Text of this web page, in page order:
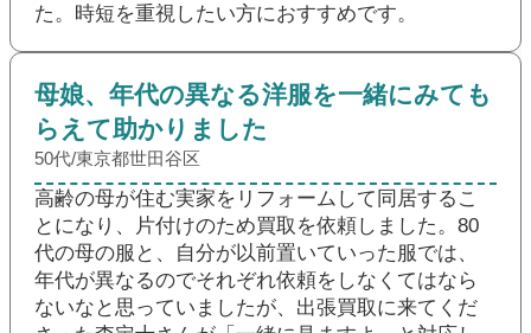
た。時短を重視したい方におすすめです。
母娘、年代の異なる洋服を一緒にみても
らえて助かりました
50代/東京都世田谷区
高齢の母が住む実家をリフォームして同居するこ
とになり、片付けのため買取を依頼しました。80
代の母の服と、自分が以前置いていった服では、
年代が異なるのでそれぞれ依頼をしなくてはなら
ないなと思っていましたが、出張買取に来てくだ